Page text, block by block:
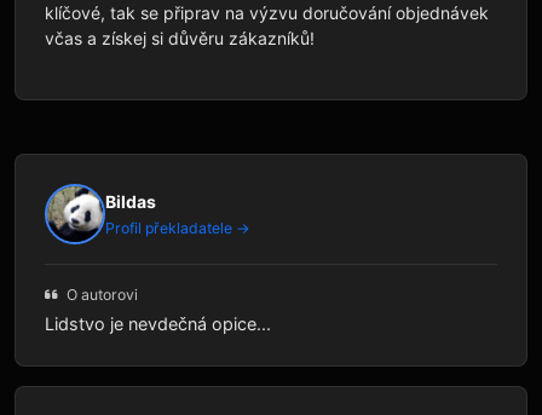
klíčové, tak se připrav na výzvu doručování objednávek
včas a získej si důvěru zákazníků!
Bildas
Profil překladatele →
O autorovi
Lidstvo je nevdečná opice...